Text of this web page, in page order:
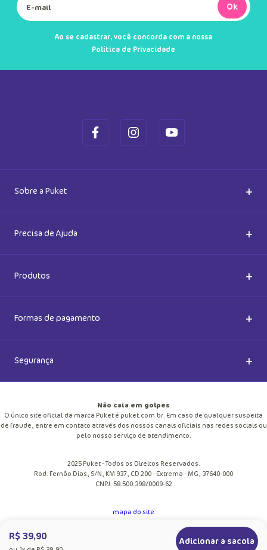
R$ 39,90 Adicionar a sacola
Ok
Ao se cadastrar, você concorda com a nossa
Política de Privacidade
Sobre a Puket +
Quem somos
Meias do Bem
Seja um Franqueado
Cupom de desconto
Blog
Precisa de Ajuda +
Dúvidas Frequentes
Como comprar
Política de Privacidade
Produtos +
Acessórios
Meias
Moda Praia
Formas de pagamento +
Segurança +
Não caia em golpes
O único site oficial da marca Puket é puket.com.br. Em caso de qualquer suspeita
de fraude, entre em contato através dos nossos canais oficiais nas redes sociais ou
pelo nosso serviço de atendimento.
2025 Puket - Todos os Direitos Reservados.
Rod. Fernão Dias, S/N, KM 937, CD 200 - Extrema - MG, 37640-000
CNPJ: 58.500.398/0009-62
mapa do site